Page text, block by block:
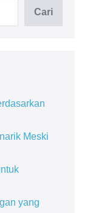
Cari
Meski
yang